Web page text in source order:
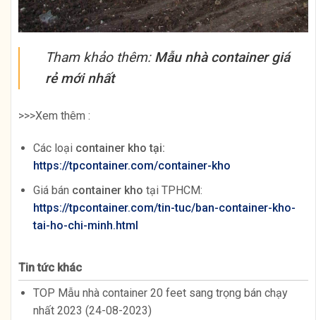
Tham khảo thêm: Mẫu nhà container giá
rẻ mới nhất
>>>Xem thêm :
Các loại container kho tại:
https://tpcontainer.com/container-kho
Giá bán container kho tại TPHCM:
https://tpcontainer.com/tin-tuc/ban-container-kho-
tai-ho-chi-minh.html
Tin tức khác
TOP Mẫu nhà container 20 feet sang trọng bán chạy
nhất 2023 (24-08-2023)